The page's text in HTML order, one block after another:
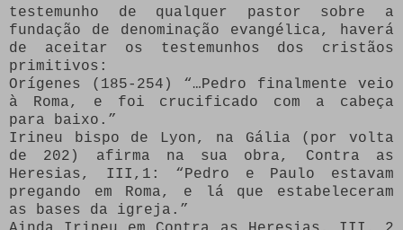
testemunho de qualquer pastor sobre a
fundação de denominação evangélica, haverá
de aceitar os testemunhos dos cristãos
primitivos:
Orígenes (185-254) “…Pedro finalmente veio
à Roma, e foi crucificado com a cabeça
para baixo.”
Irineu bispo de Lyon, na Gália (por volta
de 202) afirma na sua obra, Contra as
Heresias, III,1: “Pedro e Paulo estavam
pregando em Roma, e lá que estabeleceram
as bases da igreja.”